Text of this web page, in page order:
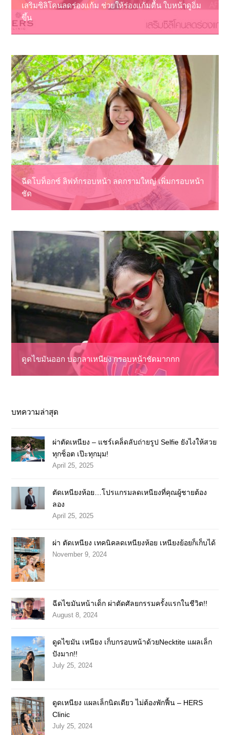
เสริมซิลิโคนลดร่องแก้ม ช่วยให้ร่องแก้มตื้น ใบหน้าดูอิ่ม
ขึ้น
ฉีดโบท็อกซ์ ลิฟท์กรอบหน้า ลดกรามใหญ่ เพิ่มกรอบหน้า
ชัด
ดูดไขมันออก บอกลาเหนียง กรอบหน้าชัดมากกก
บทความล่าสุด
ผ่าตัดเหนียง – แชร์เคล็ดลับถ่ายรูป Selfie ยังไงให้สวย
ทุกช็อต เป๊ะทุกมุม!
April 25, 2025
ตัดเหนียงห้อย…โปรแกรมลดเหนียงที่คุณผู้ชายต้อง
ลอง
April 25, 2025
ผ่า ตัดเหนียง เทคนิคลดเหนียงห้อย เหนียงย้อยก็เก็บได้
November 9, 2024
ฉีดไขมันหน้าเด็ก ผ่าตัดศัลยกรรมครั้งแรกในชีวิต!!
August 8, 2024
ดูดไขมัน เหนียง เก็บกรอบหน้าด้วยNecktite แผลเล็ก
ปังมาก!!
July 25, 2024
ดูดเหนียง แผลเล็กนิดเดียว ไม่ต้องพักฟื้น – HERS
Clinic
July 25, 2024